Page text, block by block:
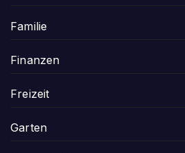
Familie
Finanzen
Freizeit
Garten